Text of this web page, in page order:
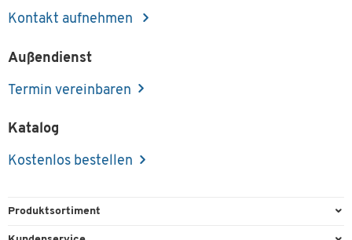
Kontakt aufnehmen
Außendienst
Termin vereinbaren
Katalog
Kostenlos bestellen
Produktsortiment
Büroausstattung